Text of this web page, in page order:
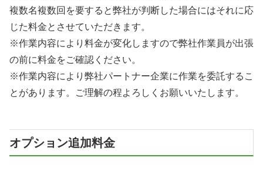
複数名複数回を要すると弊社が判断した場合にはそれに応
じた料金とさせていただきます。
※作業内容により料金が変化しますので弊社作業員が出張
の前に料金をご確認ください。
※作業内容により弊社パートナー企業に作業を委託するこ
とがあります。ご理解の程よろしくお願いいたします。
オプション追加料金